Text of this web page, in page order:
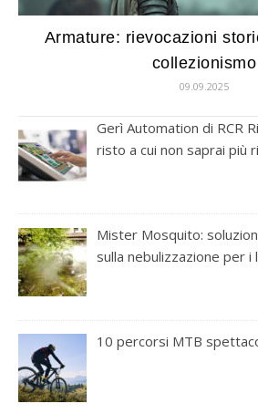
Armature: rievocazioni
collezionismo
09.09.2025
Gerì Automation di RCR
risto a cui non saprai più
Mister Mosquito:
sulla nebulizzazione per i
10 percorsi MTB